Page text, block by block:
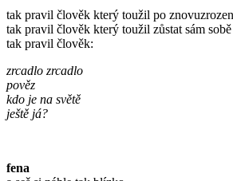
tak pravil člověk který toužil po
tak pravil člověk který toužil zůstat sám
tak pravil člověk:
zrcadlo zrcadlo
pověz
kdo je na světě
ještě já?
fena